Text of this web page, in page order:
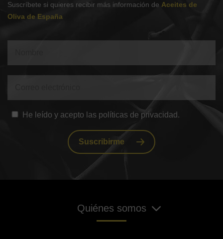
He leído y acepto las políticas de privacidad.
Suscribirme
Suscríbete si quieres recibir más información de Aceites de
Oliva de España
Quiénes somos